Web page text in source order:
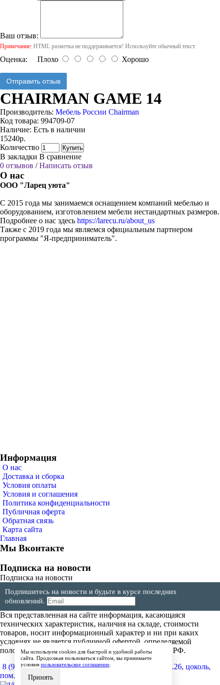
Ваш отзыв:
Примечание: HTML разметка не поддерживается! Используйте обычный текст.
Оценка: Плохо Хорошо
Отправить отзыв
CHAIRMAN GAME 14
Производитель: Мебель России Chairman
Код товара: 994709-07
Наличие: Есть в наличии
15240р.
Количество
Купить
В закладки В сравнение
0 отзывов /Написать отзыв
О нас
ООО "Ларец уюта"
С 2015 года мы занимаемся оснащением компаний мебелью и
оборудованием, изготовлением мебели нестандартных размеров.
Подробнее о нас здесь https://larecu.ru/about_us
Также с 2019 года мы являемся официальным партнером
программы "Я-предприниматель".
Информация
О нас
Доставка и сборка
Условия оплаты
Условия и соглашения
Политика конфиденциальности
Публичная оферта
Обратная связь
Карта сайта
Главная
Мы Вконтакте
Подписка на новости
Подписка на новости
Подпишитесь на новости и будьте в курсе последних
обновлений.
Вся представленная на сайте информация, касающаяся
технических характеристик, наличия на складе, стоимости
товаров, носит информационный характер и ни при каких
условиях не является публичной офертой, определяемой
положениями Статьи 437(2) Гражданского кодекса РФ.
8 (904) 257-64-64 600017, г.Владимир, ул. Мира, д.26, цоколь,
пом.4
Мы используем cookies для быстрой и удобной работы
сайта. Продолжая пользоваться сайтом, вы принимаете
условия пользовательское соглашение
Принять